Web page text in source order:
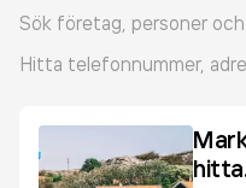
Sök företag, personer
Hitta telefonnummer,